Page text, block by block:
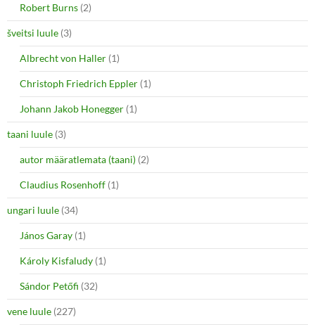
Robert Burns (2)
šveitsi luule (3)
Albrecht von Haller (1)
Christoph Friedrich Eppler (1)
Johann Jakob Honegger (1)
taani luule (3)
autor määratlemata (taani) (2)
Claudius Rosenhoff (1)
ungari luule (34)
János Garay (1)
Károly Kisfaludy (1)
Sándor Petőfi (32)
vene luule (227)